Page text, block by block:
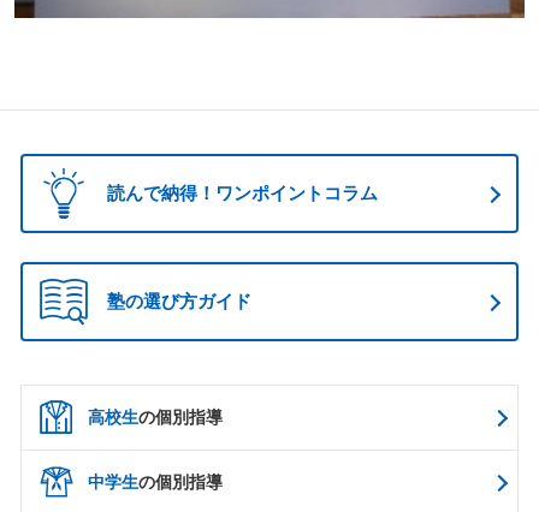
読んで納得！ワンポイントコラム
塾の選び方ガイド
高校生の個別指導
中学生の個別指導